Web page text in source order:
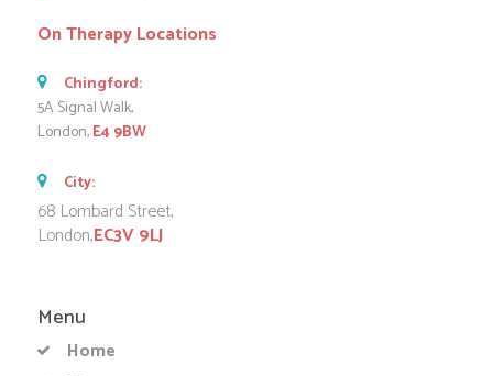
On Therapy Locations
Chingford:
5A Signal Walk,
London,E4 9BW
City:
68 Lombard Street,
London,EC3V 9LJ
Menu
Home